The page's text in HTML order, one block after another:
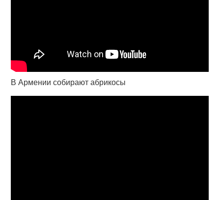
В Армении собирают абрикосы